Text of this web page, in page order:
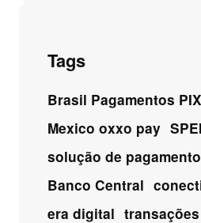
Tags
Brasil Pagamentos PIX
Mexico oxxo pay SPEI
solução de pagamento
Banco Central
era digital